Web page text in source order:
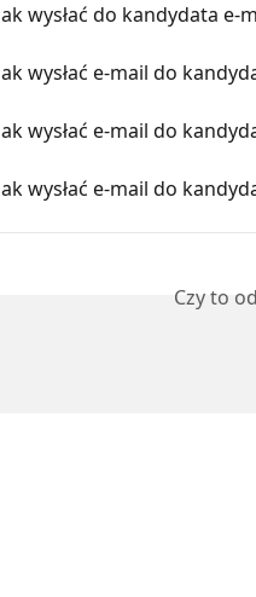
wysłać do kandydata
wysłać e-mail do
wysłać e-mail do
wysłać e-mail do
Czy to